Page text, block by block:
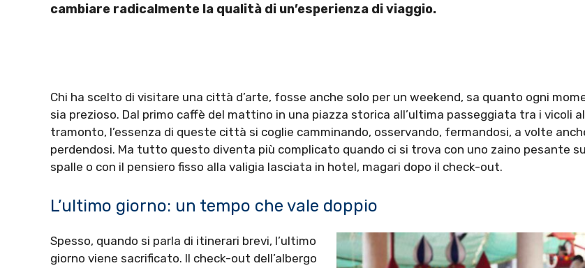
cambiare radicalmente la qualità di un’esperienza di viaggio.
Chi ha scelto di visitare una città d’arte, fosse anche solo per un weekend, sa quanto ogni
sia prezioso. Dal primo caffè del mattino in una piazza storica all’ultima passeggiata tra i vicoli al
tramonto, l’essenza di queste città si coglie camminando, osservando, fermandosi, a volte
perdendosi. Ma tutto questo diventa più complicato quando ci si trova con uno zaino pesante
spalle o con il pensiero fisso alla valigia lasciata in hotel, magari dopo il check-out.
L’ultimo giorno: un tempo che vale doppio
Spesso, quando si parla di itinerari brevi, l’ultimo
giorno viene sacrificato. Il check-out dell’albergo